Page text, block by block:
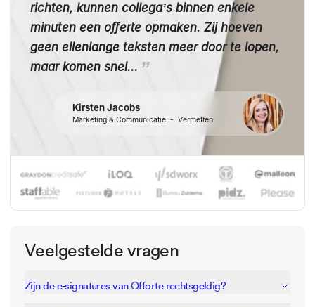
richten, kunnen collega’s binnen enkele
minuten een offerte opmaken. Zij hoeven
geen ellenlange teksten meer door te lopen,
maar komen snel...
Kirsten Jacobs
Marketing & Communicatie - Vermetten
Veelgestelde vragen
Zijn de e-signatures van Offorte rechtsgeldig?